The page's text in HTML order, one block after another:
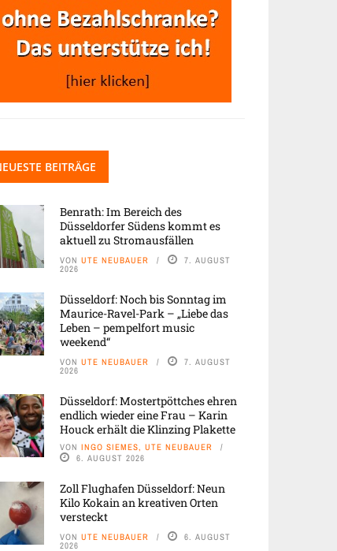
BEITRÄGE
Benrath: Im Bereich des
Düsseldorfer Südens kommt es
aktuell zu Stromausfällen
VON UTE NEUBAUER 7. AUGUST
2026
Düsseldorf: Noch bis Sonntag im
Maurice-Ravel-Park – „Liebe das
Leben – pempelfort music
weekend“
VON UTE NEUBAUER 7. AUGUST
2026
Düsseldorf: Mostertpöttches ehren
endlich wieder eine Frau – Karin
Houck erhält die Klinzing Plakette
VON INGO SIEMES, UTE NEUBAUER
6. AUGUST 2026
Zoll Flughafen Düsseldorf: Neun
Kilo Kokain an kreativen Orten
versteckt
VON UTE NEUBAUER 6. AUGUST
2026